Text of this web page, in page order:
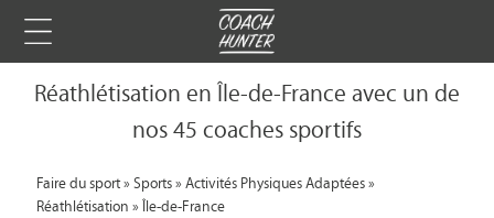
Réathlétisation en Île-de-France avec un de
nos 45 coaches sportifs
Faire du sport»Sports»Activités Physiques Adaptées»
Réathlétisation»Île-de-France